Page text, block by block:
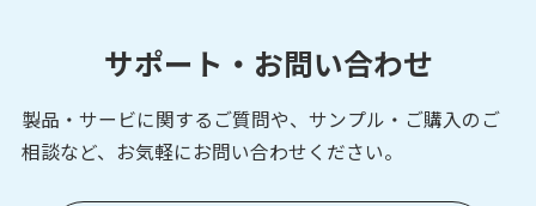
光電・レーザーセンサ
形センサ
サポート・お問い合わせ
製品・サービに関するご質問や、サンプル・ご購入の ご
相談など、お気軽にお問い合わせください。